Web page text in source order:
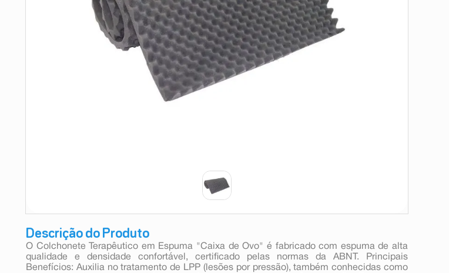
Descrição do Produto
O Colchonete Terapêutico em Espuma "Caixa de Ovo" é fabricado com espuma de alta
qualidade e densidade confortável, certificado pelas normas da ABNT. Principais
Benefícios: Auxilia no tratamento de LPP (lesões por pressão), também conhecidas como
9º absorvente
10ºshampoo